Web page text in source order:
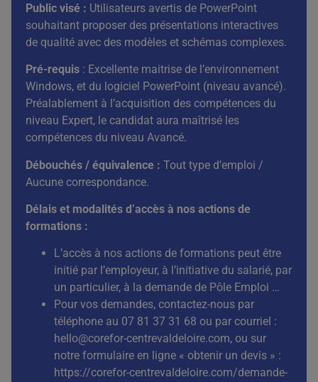
Public visé : Utilisateurs avertis de PowerPoint
souhaitant proposer des présentations interactives
de qualité avec des modèles et schémas complexes.
Pré-requis : Excellente maitrise de l’environnement
Windows, et du logiciel PowerPoint (niveau avancé).
Préalablement à l’acquisition des compétences du
niveau Expert, le candidat aura maîtrisé les
compétences du niveau Avancé.
Débouchés / équivalence : Tout type d’emploi /
Aucune correspondance.
Délais et modalités d’accès à nos actions de
formations :
L’accès à nos actions de formations peut être
initié par l’employeur, à l’initiative du salarié, par
un particulier, à la demande de Pôle Emploi …
Pour vos demandes, contactez-nous par
téléphone au 07 81 37 31 68 ou par courriel :
hello@corefor-centrevaldeloire.com, ou sur
notre formulaire en ligne « obtenir un devis » :
https://corefor-centrevaldeloire.com/demande-